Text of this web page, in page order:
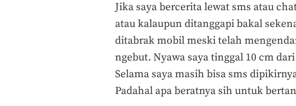
Jika saya bercerita lewat sms atau
atau kalaupun ditanggapi bakal
ditabrak mobil meski telah
ngebut. Nyawa saya tinggal 10 cm
Selama saya masih bisa sms
Padahal apa beratnya sih untuk